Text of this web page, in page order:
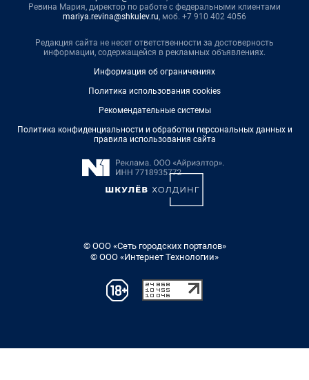
Ревина Мария, директор по работе с федеральными клиентами
mariya.revina@shkulev.ru, моб. +7 910 402 4056
Редакция сайта не несет ответственности за достоверность
информации, содержащейся в рекламных объявлениях.
Информация об ограничениях
Политика использования cookies
Рекомендательные системы
Политика конфиденциальности и обработки персональных данных и
правила использования сайта
© ООО «Сеть городских порталов»
© ООО «Интернет Технологии»